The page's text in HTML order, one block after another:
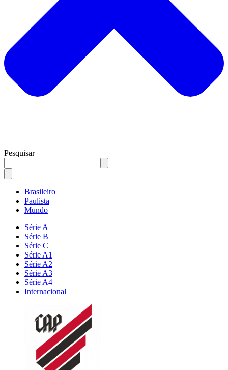
Pesquisar
Brasileiro
Paulista
Mundo
Série A
Série B
Série C
Série A1
Série A2
Série A3
Série A4
Internacional